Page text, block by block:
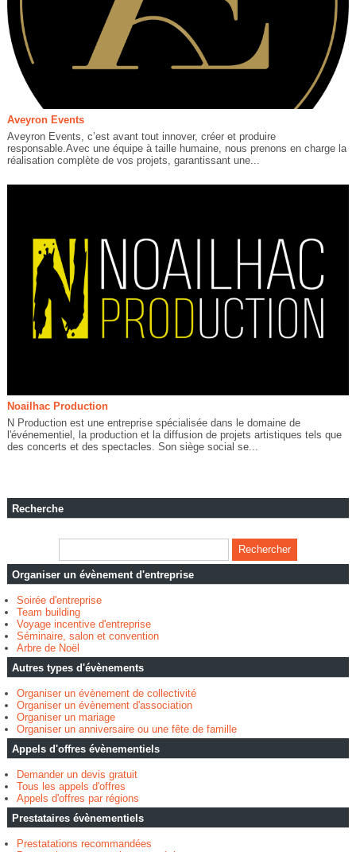
Aveyron Events
Aveyron Events, c’est avant tout innover, créer et produire
responsable.Avec une équipe à taille humaine, nous prenons en charge la
réalisation complète de vos projets, garantissant une...
Noailhac Production
N Production est une entreprise spécialisée dans le domaine de
l'événementiel, la production et la diffusion de projets artistiques tels que
des concerts et des spectacles. Son siège social se...
Recherche
Organiser un évènement d'entreprise
Soirée d'entreprise
Team building
Voyage incentive d'entreprise
Séminaire, salon et convention
Arbre de Noël
Autres types d'évènements
Organiser un évènement de collectivité
Organiser un évènement d'association
Organiser un mariage
Organiser un anniversaire ou une fête de famille
Appels d'offres évènementiels
Demander un devis gratuit
Tous les appels d'offres
Appels d'offres par régions
Prestataires évènementiels
Prestatations recommandées